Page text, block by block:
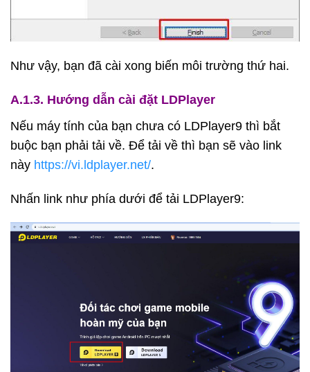
Như vậy, bạn đã cài xong biến môi trường thứ hai.
A.1.3. Hướng dẫn cài đặt LDPlayer
Nếu máy tính của bạn chưa có LDPlayer9 thì bắt
buộc bạn phải tải về. Để tải về thì bạn sẽ vào link
này https://vi.ldplayer.net/.
Nhấn link như phía dưới để tải LDPlayer9: